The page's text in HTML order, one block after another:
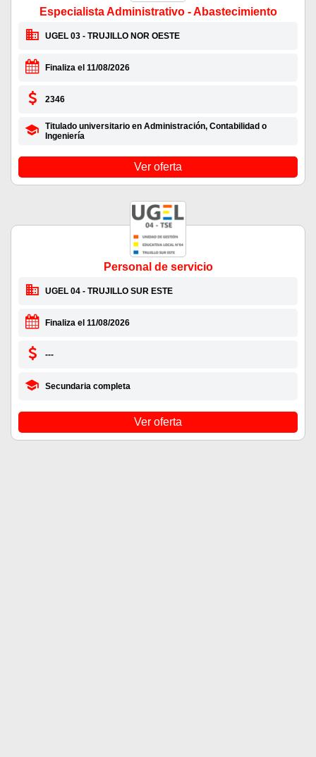
Especialista Administrativo - Abastecimiento
UGEL 03 - TRUJILLO NOR OESTE
Finaliza el 11/08/2026
2346
Titulado universitario en Administración, Contabilidad o
Ingeniería
Ver oferta
Personal de servicio
UGEL 04 - TRUJILLO SUR ESTE
Finaliza el 11/08/2026
---
Secundaria completa
Ver oferta